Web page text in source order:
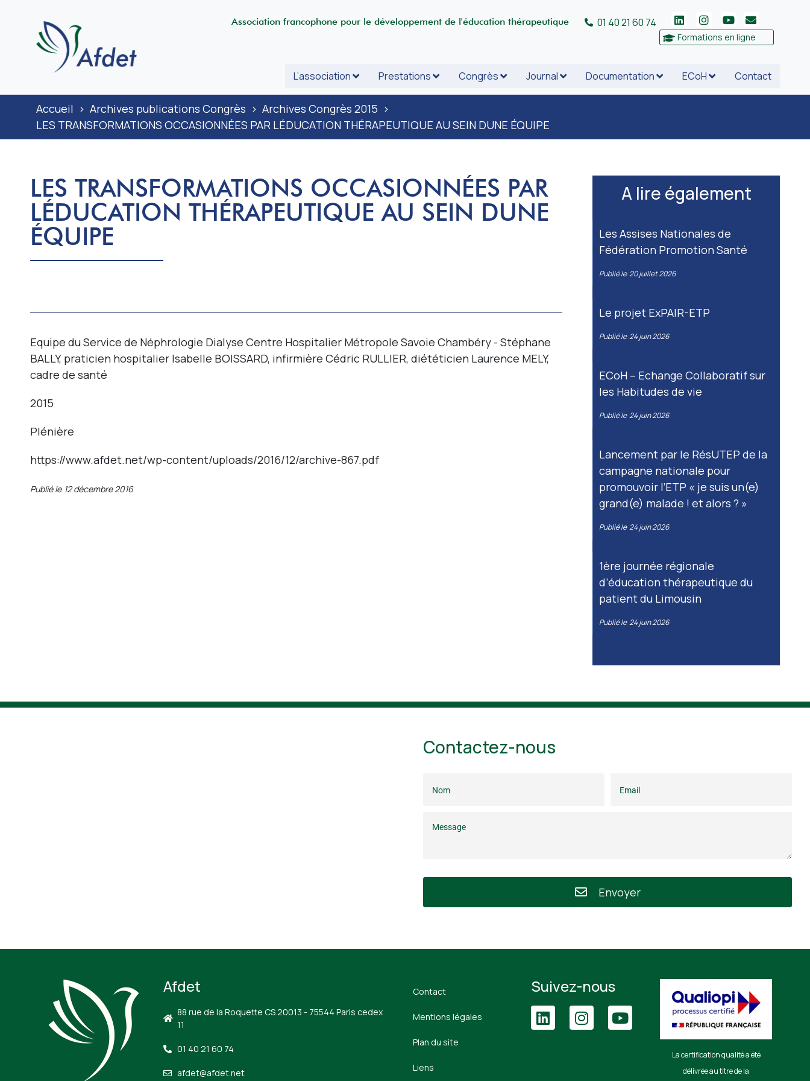
Association francophone pour le développement de l'éducation thérapeutique 01 40 21 60 74
Formations en ligne
L’association Prestations Congrès Journal Documentation ECoH Contact
Accueil > Archives publications Congrès > Archives Congrès 2015 >
LES TRANSFORMATIONS OCCASIONNÉES PAR LÉDUCATION THÉRAPEUTIQUE AU SEIN DUNE ÉQUIPE
LES TRANSFORMATIONS OCCASIONNÉES PAR
LÉDUCATION THÉRAPEUTIQUE AU SEIN DUNE
ÉQUIPE
Equipe du Service de Néphrologie Dialyse Centre Hospitalier Métropole Savoie Chambéry - Stéphane
BALLY, praticien hospitalier Isabelle BOISSARD, infirmière Cédric RULLIER, diététicien Laurence MELY,
cadre de santé
2015
Plénière
https://www.afdet.net/wp-content/uploads/2016/12/archive-867.pdf
Publié le 12 décembre 2016
A lire également
Les Assises Nationales de
Fédération Promotion Santé
Publié le 20 juillet 2026
Le projet ExPAIR-ETP
Publié le 24 juin 2026
ECoH – Echange Collaboratif sur
les Habitudes de vie
Publié le 24 juin 2026
Lancement par le RésUTEP de la
campagne nationale pour
promouvoir l’ETP « je suis un(e)
grand(e) malade ! et alors ? »
Publié le 24 juin 2026
1ère journée régionale
d’éducation thérapeutique du
patient du Limousin
Publié le 24 juin 2026
Contactez-nous
Envoyer
Afdet
88 rue de la Roquette CS 20013 - 75544 Paris cedex
11
01 40 21 60 74
afdet@afdet.net
Contact
Mentions légales
Plan du site
Liens
Suivez-nous
La certification qualité a été
délivrée au titre de la